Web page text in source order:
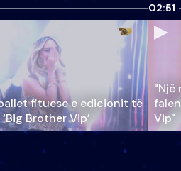
fituese e edicionit të
Brother Vip’
02:51
"Një
Vip"